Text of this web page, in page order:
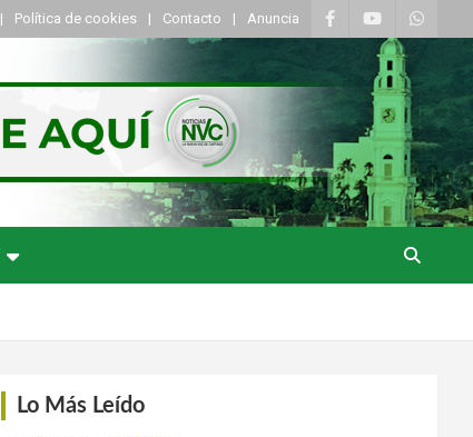
Política de cookies Contacto Anuncia
Lo Más Leído